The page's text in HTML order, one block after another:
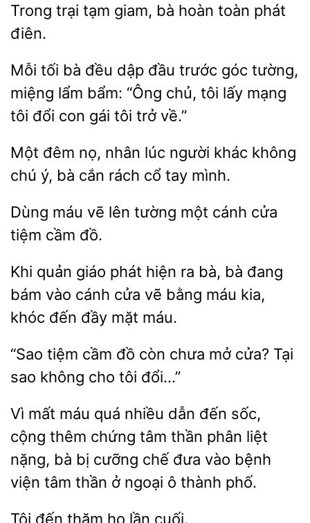
trại tạm
hoàn toàn phát
điên.
tối bà đều dập đầu trước
tường,
miệng lẩm bẩm: “Ông chủ, tôi
mạng
tôi đổi con gái tôi trở về.”
Một đêm
nhân lúc người khác không
bà cắn rách cổ tay mình.
Dùng máu vẽ tường một
cửa
tiệm
đồ.
Khi quản giáo phát hiện ra bà, bà đang
bám vào cánh cửa vẽ
máu kia,
khóc
đầy máu.
“Sao tiệm cầm đồ
mở cửa? Tại
sao không
tôi đổi…”
mất máu quá nhiều dẫn đến sốc,
cộng thêm chứng tâm thần phân liệt
bà bị cưỡng chế đưa vào bệnh
tâm thần ở ngoại ô thành phố.
đến họ lần